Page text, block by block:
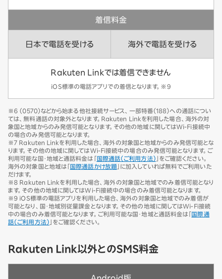
着信料金
日本で電話を受ける 海外で電話を受ける
Rakuten Linkでは着信できません
iOS標準の電話アプリでの着信となります。※9
※6 （0570）などから始まる他社接続サービス、一部特番（188）への通話につい
ては、無料通話の対象外となります。Rakuten Linkを利用した場合、海外の対
象国と地域からのみ発信可能となります。その他の地域に関してはWi-Fi接続中
の場合のみ発信可能となります。
※7 Rakuten Linkを利用した場合、海外の対象国と地域からのみ発信可能とな
ります。その他の地域に関してはWi-Fi接続中の場合のみ発信可能となります。ご
利用可能な国・地域と通話料金は「国際通話（ご利用方法） 」をご確認ください。
海外の対象国と地域は「国際通話かけ放題」に加入していれば無料でご利用いた
だけます。
※8 Rakuten Linkを利用した場合、海外の対象国と地域でのみ着信可能となり
ます。その他の地域に関してはWi-Fi接続中の場合のみ着信可能となります。
※9 iOS標準の電話アプリを利用した場合、海外の対象国と地域でのみ着信が
可能となり、国・地域別従量課金となります。その他の地域に関してはWi-Fi接続
中の場合のみ着信可能となります。ご利用可能な国・地域と通話料金は「国際通
話（ご利用方法） 」をご確認ください。
Rakuten Link以外とのSMS料金